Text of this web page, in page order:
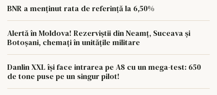
BNR a menținut rata de referință la 6,50%
Alertă în Moldova! Rezerviștii din Neamț, Suceava și
Botoșani, chemați în unitățile militare
Danlin XXL își face intrarea pe A8 cu un mega-test: 650
de tone puse pe un singur pilot!